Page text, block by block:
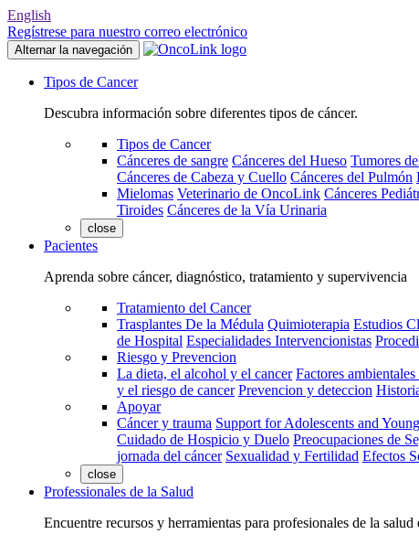
English
Regístrese para nuestro correo electrónico
Alternar la navegación
Tipos de Cancer
Descubra información sobre diferentes tipos de cáncer.
Tipos de Cancer
Cánceres de sangre Cánceres del Hueso Tumores
Cánceres de Cabeza y Cuello Cánceres del Pulmón
Mielomas Veterinario de OncoLink Cánceres
Tiroides Cánceres de la Vía Urinaria
close
Pacientes
Aprenda sobre cáncer, diagnóstico, tratamiento y supervivencia
Tratamiento del Cancer
Trasplantes De la Médula Quimioterapia Estudios
de Hospital Especialidades Intervencionistas
Riesgo y Prevencion
La dieta, el alcohol y el cancer Factores
y el riesgo de cancer Prevencion y deteccion
Apoyar
Cáncer y trauma Support for Adolescents and
Cuidado de Hospicio y Duelo Preocupaciones de
jornada del cáncer Sexualidad y Fertilidad Efectos
close
Professionales de la Salud
Encuentre recursos y herramientas para profesionales de la salud